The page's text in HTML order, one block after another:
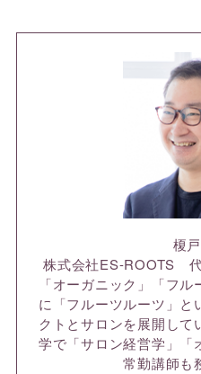
榎
株式会社ES-ROOTS 代
「オーガニック」「フ
に「フルーツルーツ」と
クトとサロンを展開して
学で「サロン経営学」「
常勤講師も